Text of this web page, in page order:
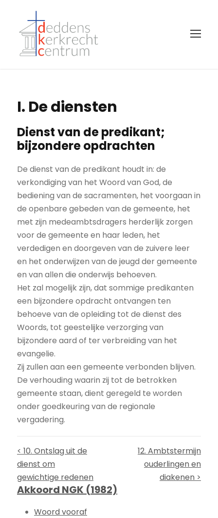
I. De diensten
Dienst van de predikant;
bijzondere opdrachten
De dienst van de predikant houdt in: de
verkondiging van het Woord van God, de
bediening van de sacramenten, het voorgaan in
de openbare gebeden van de gemeente, het
met zijn medeambtsdragers herderlijk zorgen
voor de gemeente en haar leden, het
verdedigen en doorgeven van de zuivere leer
en het onderwijzen van de jeugd der gemeente
en van allen die onderwijs behoeven.
Het zal mogelijk zijn, dat sommige predikanten
een bijzondere opdracht ontvangen ten
behoeve van de opleiding tot de dienst des
Woords, tot geestelijke verzorging van
bijzondere aard of ter verbreiding van het
evangelie.
Zij zullen aan een gemeente verbonden blijven.
De verhouding waarin zij tot de betrokken
gemeente staan, dient geregeld te worden
onder goedkeuring van de regionale
vergadering.
< 10. Ontslag uit de
dienst om
gewichtige redenen
12. Ambtstermijn
ouderlingen en
diakenen >
Akkoord NGK (1982)
Woord vooraf